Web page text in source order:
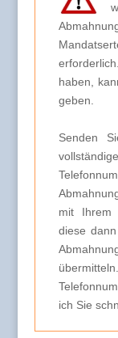
haben,
geben.
Senden
mit Ihrem
diese
ich Sie